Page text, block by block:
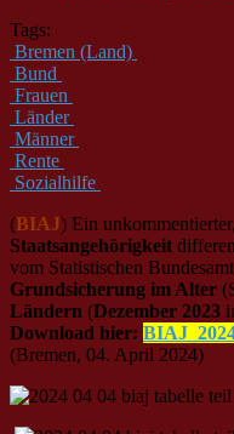
Tags:
Bremen (Land)
Bund
Frauen
Länder
Männer
Rente
Sozialhilfe
(BIAJ) Ein
Staatsangehörigkeit
vom Statistischen
Grundsicherung im Alter
Ländern (Dezember 2023
Download hier:
(Bremen, 04. April 2024)